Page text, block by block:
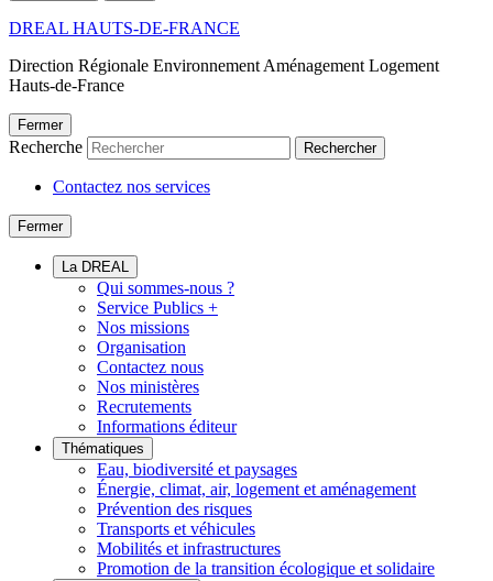
DREAL HAUTS-DE-FRANCE
Direction Régionale Environnement Aménagement Logement
Hauts-de-France
Fermer
Recherche Rechercher
Contactez nos services
Fermer
La DREAL
Qui sommes-nous ?
Service Publics +
Nos missions
Organisation
Contactez nous
Nos ministères
Recrutements
Informations éditeur
Thématiques
Eau, biodiversité et paysages
Énergie, climat, air, logement et aménagement
Prévention des risques
Transports et véhicules
Mobilités et infrastructures
Promotion de la transition écologique et solidaire